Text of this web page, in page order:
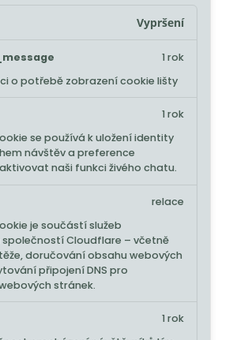
Vypršení
o potřebě zobrazení cookie lišty
1 rok
se používá k uložení identity
návštěv a preference
naši funkci živého chatu.
1 rok
je součástí služeb
Cloudflare – včetně
doručování obsahu webových
připojení DNS pro
stránek.
relace
1 rok